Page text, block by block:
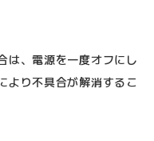
は、電源を一度オフにし
より不具合が解消するこ